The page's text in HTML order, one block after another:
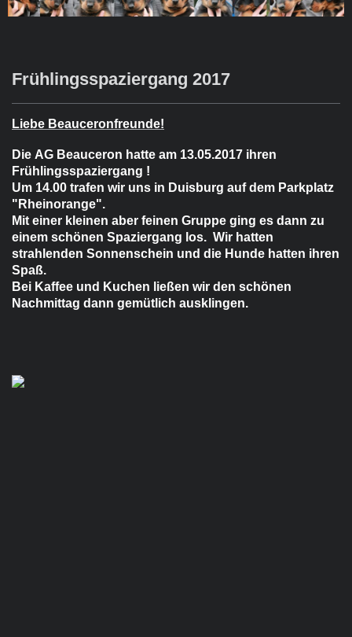
Frühlingsspaziergang 2017
Liebe Beauceronfreunde!
Die AG Beauceron hatte am 13.05.2017 ihren
Frühlingsspaziergang !
Um 14.00 trafen wir uns in Duisburg auf dem Parkplatz
"Rheinorange".
Mit einer kleinen aber feinen Gruppe ging es dann zu
einem schönen Spaziergang los. Wir hatten
strahlenden Sonnenschein und die Hunde hatten ihren
Spaß.
Bei Kaffee und Kuchen ließen wir den schönen
Nachmittag dann gemütlich ausklingen.